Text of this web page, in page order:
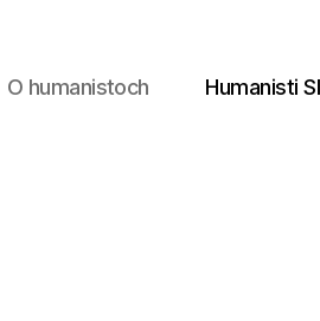
O humanistoch Humanisti